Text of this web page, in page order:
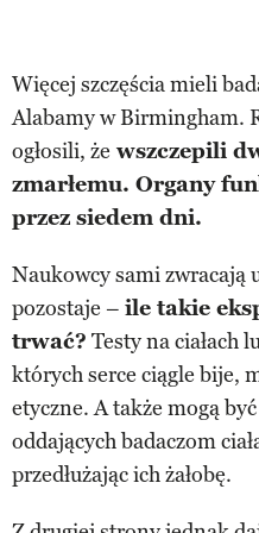
Więcej szczęścia mieli
Alabamy w Birmingham.
ogłosili, że wszczepili
zmarłemu. Organy
przez siedem dni.
Naukowcy sami zwracają
pozostaje – ile takie
trwać? Testy na ciałach
których serce ciągle bije,
etyczne. A także mogą
oddających badaczom
przedłużając ich żałobę.